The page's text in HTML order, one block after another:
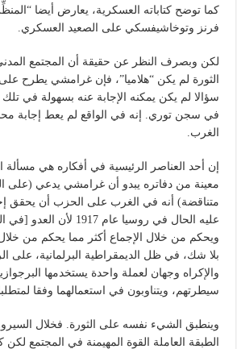
كما توضح كتاباته العسكرية، يعارض أيضا
فرنز وتوخاشيفسكي على الصعيد العسكري.
لكن وبصرف النظر عن حقيقة أن المجتمع
الثورة لم يكن “هلاميا”، فإن غرامشي يطرح
سؤالا لم يكن يمكنه الإجابة عنه بسهولة في تلك
في سجن توري. إنه في الواقع لم يعط إجابة
الغرب.
إن أحد العناصر الرئيسية في أفكاره هي مسألة
معينة من دفاتره يبدو أن غرامشي يدعي (على
متناقضة) أنه في الغرب على الحزب أن يحقق
عليه الحال في روسيا عام
ويحكم من خلال الإجماع أكثر مما يحكم من
بلا شك، في ظل الديمقراطية البرلمانية، على
والإكراه وجهان لعملة واحدة يستخدمها
سيطرتهم، ويتناوبون في استعمالهما وفقا
وينطبق الشيء نفسه على الثورة. فخلال
الطبقة العاملة القوة المهيمنة في المجتمع